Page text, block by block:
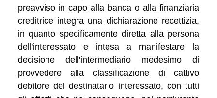
preavviso in capo alla banca o alla finanziaria
creditrice integra una dichiarazione recettizia,
in quanto specificamente diretta alla persona
dell'interessato e intesa a manifestare la
decisione dell'intermediario medesimo di
provvedere alla classificazione di cattivo
debitore del destinatario interessato, con tutti